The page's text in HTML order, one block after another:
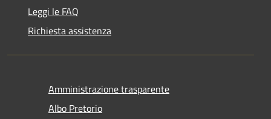
Leggi le FAQ
Richiesta assistenza
Amministrazione trasparente
Albo Pretorio